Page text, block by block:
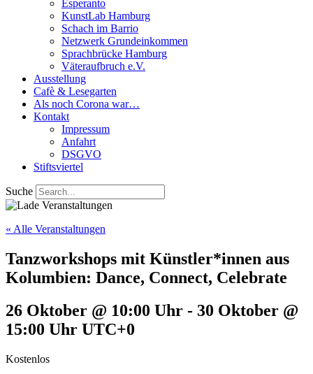
Esperanto
KunstLab Hamburg
Schach im Barrio
Netzwerk Grundeinkommen
Sprachbrücke Hamburg
Väteraufbruch e.V.
Ausstellung
Cafè & Lesegarten
Als noch Corona war…
Kontakt
Impressum
Anfahrt
DSGVO
Stiftsviertel
Suche
« Alle Veranstaltungen
Tanzworkshops mit Künstler*innen aus
Kolumbien: Dance, Connect, Celebrate
26 Oktober @ 10:00 Uhr - 30 Oktober @
15:00 Uhr UTC+0
Kostenlos